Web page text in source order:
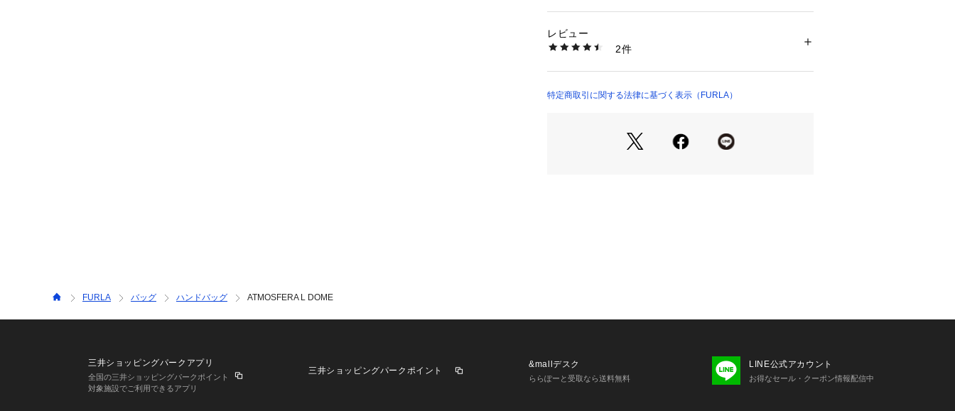
- A4サイズの書類を収納可能
- ファスナー式開閉
【お読みください】
・初期不良の場合を除き、アウトレット商品の返品、交
商品番号：
WB01754BX0305 （ショップ）
レビュー
2件
特定商取引に関する法律に基づく表示（FURLA）
FURLA バッグ ハンドバッグ ATMOSFERA L DOME
三井ショッピングパークアプリ
全国の三井ショッピングパークポイント
対象施設でご利用できるアプリ
三井ショッピングパークポイント
&mallデスク
ららぽーと受取なら送料無料
LINE公式アカウント
お得なセール・クーポン情報配信中